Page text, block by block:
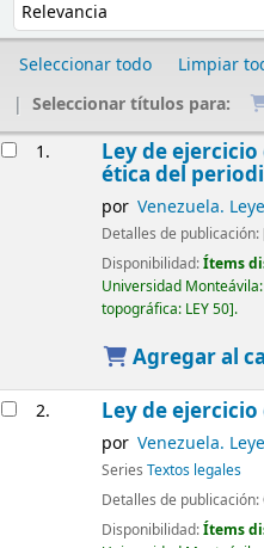
Seleccionar todo
Limpiar
Seleccionar títulos para:
1. Ley de
ética del
por Venezuela.
Detalles de publicación:
Disponibilidad:Ítems
Universidad
topográfica: LEY 50 .
Agregar al
2. Ley de
por Venezuela.
Series Textos legales
Detalles de publicación:
Disponibilidad:Ítems